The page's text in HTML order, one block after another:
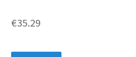
€35.29